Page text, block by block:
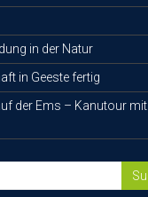
in der Natur
in Geeste fertig
der Ems – Kanutour